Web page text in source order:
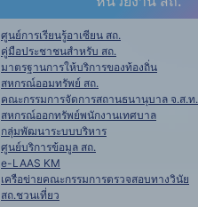
ศูนย์การเรียนรู้อาเซียน สถ.
คู่มือประชาชนสำหรับ สถ.
มาตรฐานการให้บริการของท้องถิ่น
สหกรณ์ออมทรัพย์ สถ.
คณะกรรมการจัดการสถานธนานุบาล จ.ส.ท.
สหกรณ์ออกทรัพย์พนักงานเทศบาล
กลุ่มพัฒนาระบบบริหาร
ศูนย์บริการข้อมูล สถ.
e-LAAS KM
เครือข่ายคณะกรรมการตรวจสอบทางวินัย
สถ.ชวนเที่ยว